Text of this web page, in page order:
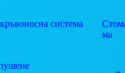
система
ма